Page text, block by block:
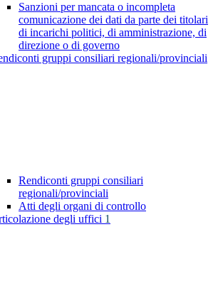
Sanzioni per mancata o incompleta
comunicazione dei dati da parte dei titolari
di incarichi politici, di amministrazione, di
direzione o di governo
gruppi consiliari regionali/provinciali
Rendiconti gruppi consiliari
regionali/provinciali
Atti degli organi di controllo
degli uffici 1